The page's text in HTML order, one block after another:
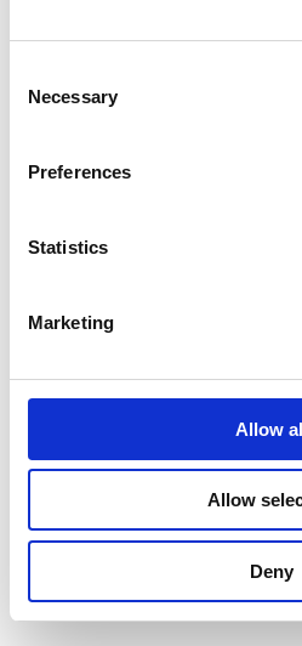
Selection
Necessary
Preferences
Statistics
Marketing
Allow
Allow
Deny
1.1.-30.6.2026
Suominen Oyj:
pykälän mukainen
omistusoikeuden